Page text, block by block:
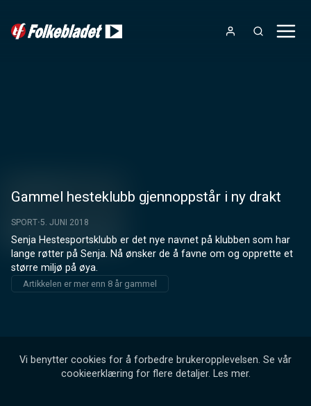
Gammel hesteklubb gjennoppstår i ny drakt
SPORT 5. JUNI 2018
Senja Hestesportsklubb er det nye navnet på klubben som har
lange røtter på Senja. Nå ønsker de å favne om og opprette et
større miljø på øya.
Artikkelen er mer enn 8 år gammel
Vi benytter cookies for å forbedre brukeropplevelsen. Se vår
cookieerklæring for flere detaljer. Les mer.